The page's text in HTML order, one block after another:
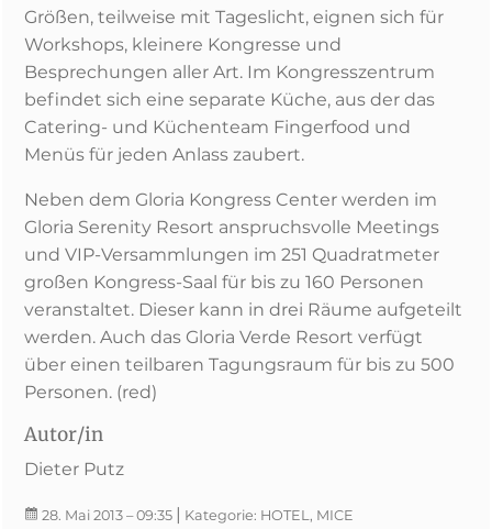
Größen, teilweise mit Tageslicht, eignen sich für
Workshops, kleinere Kongresse und
Besprechungen aller Art. Im Kongresszentrum
befindet sich eine separate Küche, aus der das
Catering- und Küchenteam Fingerfood und
Menüs für jeden Anlass zaubert.
Neben dem Gloria Kongress Center werden im
Gloria Serenity Resort anspruchsvolle Meetings
und VIP-Versammlungen im 251 Quadratmeter
großen Kongress-Saal für bis zu 160 Personen
veranstaltet. Dieser kann in drei Räume aufgeteilt
werden. Auch das Gloria Verde Resort verfügt
über einen teilbaren Tagungsraum für bis zu 500
Personen. (red)
Autor/in
Dieter Putz
28. Mai 2013 – 09:35 | Kategorie: HOTEL, MICE